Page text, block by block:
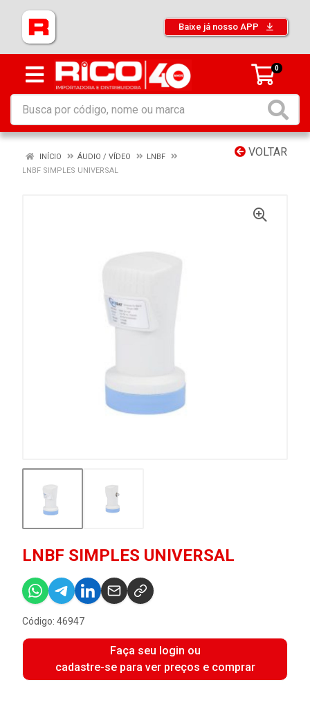
Baixe já nosso APP
0
VOLTAR
INÍCIO ÁUDIO / VÍDEO
LNBF
LNBF SIMPLES UNIVERSAL
LNBF SIMPLES UNIVERSAL
Código: 46947
Faça seu login ou
cadastre-se para ver preços e comprar